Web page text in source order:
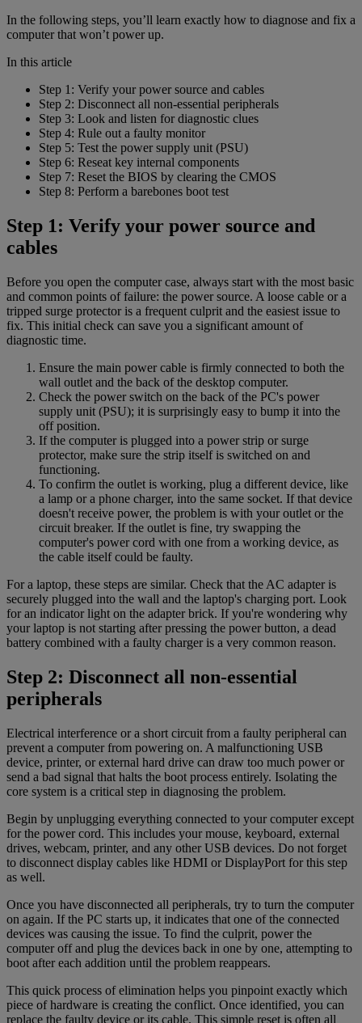
In the following steps, you’ll learn exactly how to diagnose and fix a
computer that won’t power up.
In this article
Step 1: Verify your power source and cables
Step 2: Disconnect all non-essential peripherals
Step 3: Look and listen for diagnostic clues
Step 4: Rule out a faulty monitor
Step 5: Test the power supply unit (PSU)
Step 6: Reseat key internal components
Step 7: Reset the BIOS by clearing the CMOS
Step 8: Perform a barebones boot test
Step 1: Verify your power source and
cables
Before you open the computer case, always start with the most basic
and common points of failure: the power source. A loose cable or a
tripped surge protector is a frequent culprit and the easiest issue to
fix. This initial check can save you a significant amount of
diagnostic time.
Ensure the main power cable is firmly connected to both the
wall outlet and the back of the desktop computer.
Check the power switch on the back of the PC's power
supply unit (PSU); it is surprisingly easy to bump it into the
off position.
If the computer is plugged into a power strip or surge
protector, make sure the strip itself is switched on and
functioning.
To confirm the outlet is working, plug a different device, like
a lamp or a phone charger, into the same socket. If that device
doesn't receive power, the problem is with your outlet or the
circuit breaker. If the outlet is fine, try swapping the
computer's power cord with one from a working device, as
the cable itself could be faulty.
For a laptop, these steps are similar. Check that the AC adapter is
securely plugged into the wall and the laptop's charging port. Look
for an indicator light on the adapter brick. If you're wondering why
your laptop is not starting after pressing the power button, a dead
battery combined with a faulty charger is a very common reason.
Step 2: Disconnect all non-essential
peripherals
Electrical interference or a short circuit from a faulty peripheral can
prevent a computer from powering on. A malfunctioning USB
device, printer, or external hard drive can draw too much power or
send a bad signal that halts the boot process entirely. Isolating the
core system is a critical step in diagnosing the problem.
Begin by unplugging everything connected to your computer except
for the power cord. This includes your mouse, keyboard, external
drives, webcam, printer, and any other USB devices. Do not forget
to disconnect display cables like HDMI or DisplayPort for this step
as well.
Once you have disconnected all peripherals, try to turn the computer
on again. If the PC starts up, it indicates that one of the connected
devices was causing the issue. To find the culprit, power the
computer off and plug the devices back in one by one, attempting to
boot after each addition until the problem reappears.
This quick process of elimination helps you pinpoint exactly which
piece of hardware is creating the conflict. Once identified, you can
replace the faulty device or its cable. This simple reset is often all